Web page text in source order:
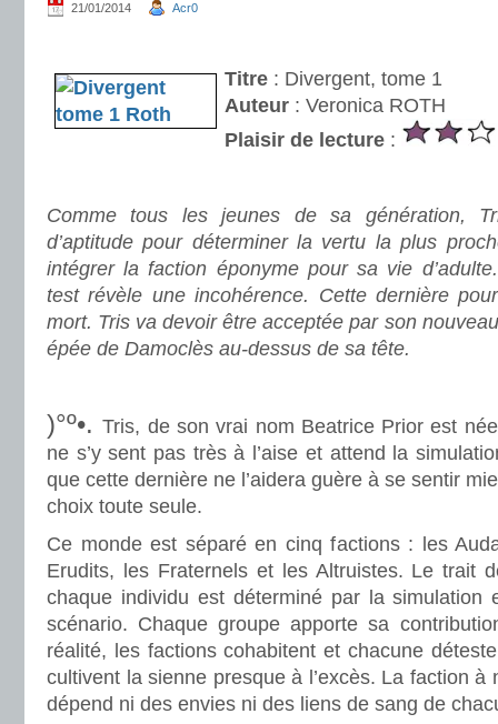
21/01/2014 Acr0
Titre : Divergent, tome 1
Auteur : Veronica ROTH
Plaisir de lecture :
Comme tous les jeunes de sa génération,
d’aptitude pour déterminer la vertu la plus
intégrer la faction éponyme pour sa vie
test révèle une incohérence. Cette dernière
mort. Tris va devoir être acceptée par son
épée de Damoclès au-dessus de sa tête.
)°º•.Tris, de son vrai nom Beatrice Prior est
ne s’y sent pas très à l’aise et attend la
que cette dernière ne l’aidera guère à se sentir
choix toute seule.
Ce monde est séparé en cinq factions : les
Erudits, les Fraternels et les Altruistes. Le trait
chaque individu est déterminé par la simulation
scénario. Chaque groupe apporte sa
réalité, les factions cohabitent et chacune
cultivent la sienne presque à l’excès. La faction à
dépend ni des envies ni des liens de sang de